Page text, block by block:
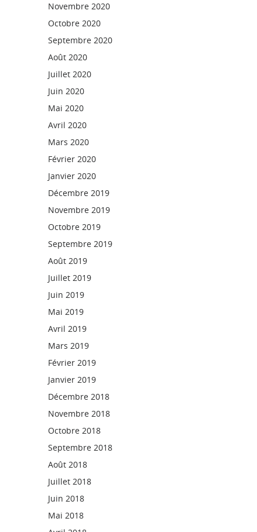
Novembre 2020
Octobre 2020
Septembre 2020
Août 2020
Juillet 2020
Juin 2020
Mai 2020
Avril 2020
Mars 2020
Février 2020
Janvier 2020
Décembre 2019
Novembre 2019
Octobre 2019
Septembre 2019
Août 2019
Juillet 2019
Juin 2019
Mai 2019
Avril 2019
Mars 2019
Février 2019
Janvier 2019
Décembre 2018
Novembre 2018
Octobre 2018
Septembre 2018
Août 2018
Juillet 2018
Juin 2018
Mai 2018